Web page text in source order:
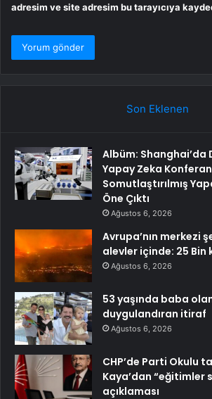
adresim ve site adresim bu tarayıcıya
Son Eklenen
Albüm: Shanghai’da
Yapay Zeka
Somutlaştırılmış
Öne Çıktı
Ağustos 6, 2026
Avrupa’nın merkezi
alevler içinde: 25
Ağustos 6, 2026
53 yaşında baba
duygulandıran itiraf
Ağustos 6, 2026
CHP’de Parti Okulu
Kaya’dan “eğitimler
açıklaması